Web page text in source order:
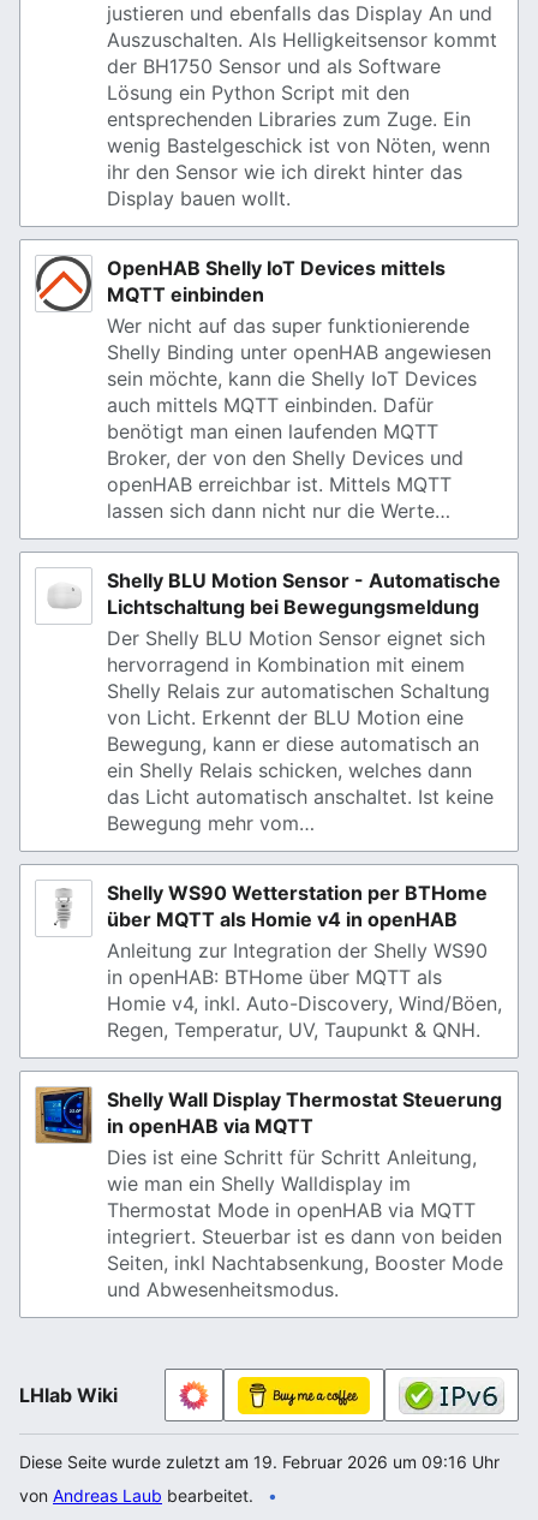
justieren und ebenfalls das Display An und
Auszuschalten. Als Helligkeitsensor kommt
der BH1750 Sensor und als Software
Lösung ein Python Script mit den
entsprechenden Libraries zum Zuge. Ein
wenig Bastelgeschick ist von Nöten, wenn
ihr den Sensor wie ich direkt hinter das
Display bauen wollt.
OpenHAB Shelly IoT Devices mittels
MQTT einbinden
Wer nicht auf das super funktionierende
Shelly Binding unter openHAB angewiesen
sein möchte, kann die Shelly IoT Devices
auch mittels MQTT einbinden. Dafür
benötigt man einen laufenden MQTT
Broker, der von den Shelly Devices und
openHAB erreichbar ist. Mittels MQTT
lassen sich dann nicht nur die Werte…
Shelly BLU Motion Sensor - Automatische
Lichtschaltung bei Bewegungsmeldung
Der Shelly BLU Motion Sensor eignet sich
hervorragend in Kombination mit einem
Shelly Relais zur automatischen Schaltung
von Licht. Erkennt der BLU Motion eine
Bewegung, kann er diese automatisch an
ein Shelly Relais schicken, welches dann
das Licht automatisch anschaltet. Ist keine
Bewegung mehr vom…
Shelly WS90 Wetterstation per BTHome
über MQTT als Homie v4 in openHAB
Anleitung zur Integration der Shelly WS90
in openHAB: BTHome über MQTT als
Homie v4, inkl. Auto-Discovery, Wind/Böen,
Regen, Temperatur, UV, Taupunkt & QNH.
Shelly Wall Display Thermostat Steuerung
in openHAB via MQTT
Dies ist eine Schritt für Schritt Anleitung,
wie man ein Shelly Walldisplay im
Thermostat Mode in openHAB via MQTT
integriert. Steuerbar ist es dann von beiden
Seiten, inkl Nachtabsenkung, Booster Mode
und Abwesenheitsmodus.
LHlab Wiki
Diese Seite wurde zuletzt am 19. Februar 2026 um 09:16 Uhr
von Andreas Laub bearbeitet.